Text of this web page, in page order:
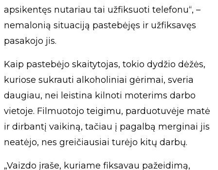
apsikentęs nutariau tai užfiksuoti telefonu“, –
nemalonią situaciją pastebėjęs ir užfiksavęs
pasakojo jis.
Kaip pastebėjo skaitytojas, tokio dydžio dėžės,
kuriose sukrauti alkoholiniai gėrimai, sveria
daugiau, nei leistina kilnoti moterims darbo
vietoje. Filmuotojo teigimu, parduotuvėje matė
ir dirbantį vaikiną, tačiau į pagalbą merginai jis
neatėjo, nes greičiausiai turėjo kitų darbų.
„Vaizdo įraše, kuriame fiksavau pažeidimą,